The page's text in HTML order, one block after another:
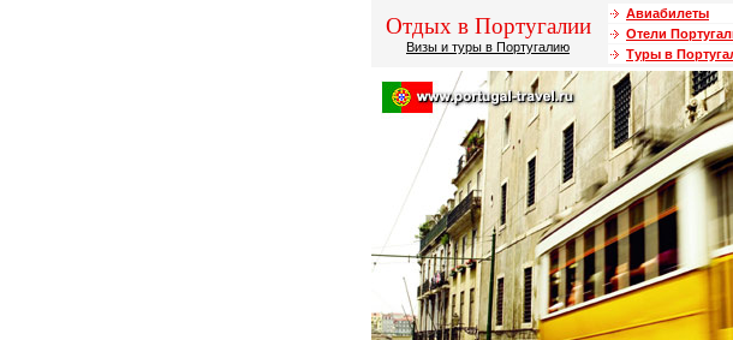
Отдых в Португалии
Визы и туры в Португалию
Авиабилеты
Отели
Туры в